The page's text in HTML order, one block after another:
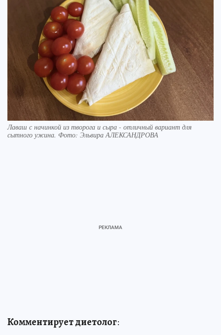
Лаваш с начинкой из творога и сыра - отличный вариант для
сытного ужина. Фото: Эльвира АЛЕКСАНДРОВА
Комментирует диетолог: